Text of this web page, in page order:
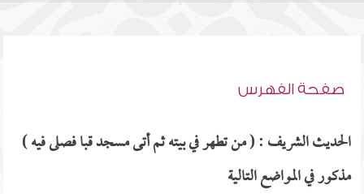
صفحة الفهرس
الحديث الشريف : ( من تطهر في بيته ثم أتى مسجد قبا فصلى فيه )
مذكور في المواضع التالية